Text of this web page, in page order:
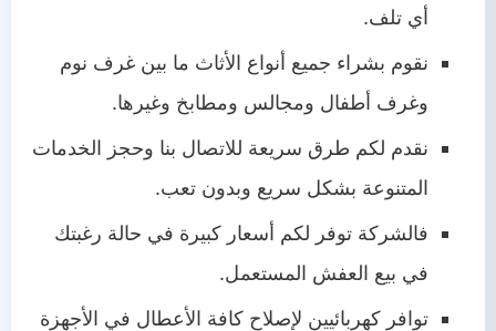
أي تلف.
نقوم بشراء جميع أنواع الأثاث ما بين غرف نوم
وغرف أطفال ومجالس ومطابخ وغيرها.
نقدم لكم طرق سريعة للاتصال بنا وحجز الخدمات
المتنوعة بشكل سريع وبدون تعب.
فالشركة توفر لكم أسعار كبيرة في حالة رغبتك
في بيع العفش المستعمل.
توافر كهربائيين لإصلاح كافة الأعطال في الأجهزة